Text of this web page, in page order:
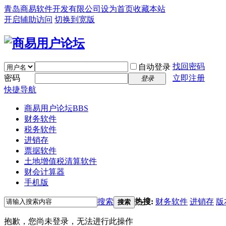
青岛商易软件开发有限公司 设为首页收藏本站
开启辅助访问 切换到宽版
自动登录 找回密码
密码
登录
立即注册
快捷导航
商易用户论坛BBS
财务软件
税务软件
进销存
票据软件
土地增值税清算软件
财会计算器
手机版
搜索 搜索 热搜: 财务软件 进销存 版
抱歉，您尚未登录，无法进行此操作